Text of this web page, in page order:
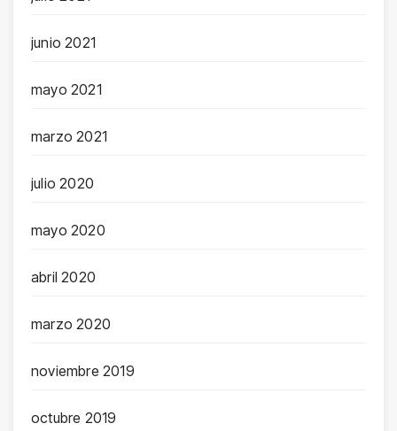
junio 2021
mayo 2021
marzo 2021
julio 2020
mayo 2020
abril 2020
marzo 2020
noviembre 2019
octubre 2019